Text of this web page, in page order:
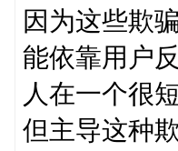
因为这些欺
能依靠用户
人在一个很
但主导这种